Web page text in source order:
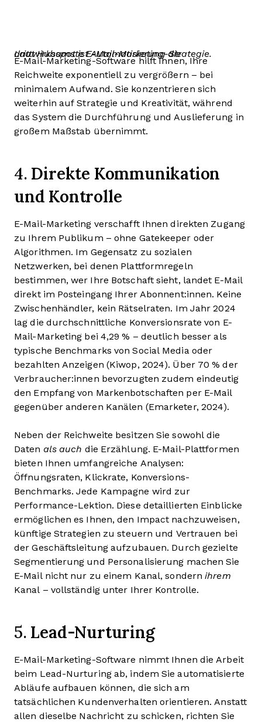
Laut Hubspot ist Automatisierung die drittwirksamste E-Mail-Marketing-Strategie.
E-Mail-Marketing-Software hilft Ihnen, Ihre
Reichweite exponentiell zu vergrößern – bei
minimalem Aufwand. Sie konzentrieren sich
weiterhin auf Strategie und Kreativität, während
das System die Durchführung und Auslieferung in
großem Maßstab übernimmt.
4. Direkte Kommunikation
und Kontrolle
E-Mail-Marketing verschafft Ihnen direkten Zugang
zu Ihrem Publikum – ohne Gatekeeper oder
Algorithmen. Im Gegensatz zu sozialen
Netzwerken, bei denen Plattformregeln
bestimmen, wer Ihre Botschaft sieht, landet E-Mail
direkt im Posteingang Ihrer Abonnent:innen. Keine
Zwischenhändler, kein Rätselraten. Im Jahr 2024
lag die durchschnittliche Konversionsrate von E-
Mail-Marketing bei 4,29 % – deutlich besser als
typische Benchmarks von Social Media oder
bezahlten Anzeigen (Kiwop, 2024). Über 70 % der
Verbraucher:innen bevorzugten zudem eindeutig
den Empfang von Markenbotschaften per E-Mail
gegenüber anderen Kanälen (Emarketer, 2024).
Neben der Reichweite besitzen Sie sowohl die
Daten als auch die Erzählung. E-Mail-Plattformen
bieten Ihnen umfangreiche Analysen:
Öffnungsraten, Klickrate, Konversions-
Benchmarks. Jede Kampagne wird zur
Performance-Lektion. Diese detaillierten Einblicke
ermöglichen es Ihnen, den Impact nachzuweisen,
künftige Strategien zu steuern und Vertrauen bei
der Geschäftsleitung aufzubauen. Durch gezielte
Segmentierung und Personalisierung machen Sie
E-Mail nicht nur zu einem Kanal, sondernihrem
Kanal – vollständig unter Ihrer Kontrolle.
5. Lead-Nurturing
E-Mail-Marketing-Software nimmt Ihnen die Arbeit
beim Lead-Nurturing ab, indem Sie automatisierte
Abläufe aufbauen können, die sich am
tatsächlichen Kundenverhalten orientieren. Anstatt
allen dieselbe Nachricht zu schicken, richten Sie